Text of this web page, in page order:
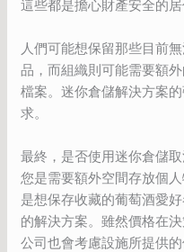
這些都是擔心財產安全的
人們可能想保留那些目前
品，而組織則可能需要額
檔案。迷你倉儲解決方案
求。
最終，是否使用迷你倉儲
您是需要額外空間存放個
是想保存收藏的葡萄酒愛
的解決方案。雖然價格在
公司也會考慮設施所提供